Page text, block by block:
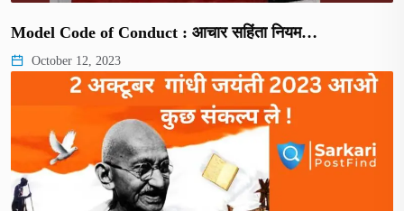
Model Code of Conduct : आचार सहिंता नियम…
October 12, 2023